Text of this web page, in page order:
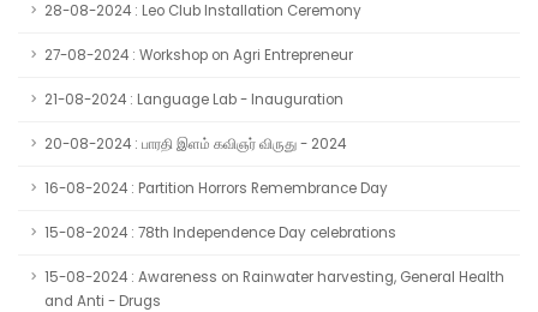
28-08-2024 : Leo Club Installation Ceremony
27-08-2024 : Workshop on Agri Entrepreneur
21-08-2024 : Language Lab - Inauguration
20-08-2024 : பாரதி இளம் கவிஞர் விருது - 2024
16-08-2024 : Partition Horrors Remembrance Day
15-08-2024 : 78th Independence Day celebrations
15-08-2024 : Awareness on Rainwater harvesting, General Health
and Anti - Drugs